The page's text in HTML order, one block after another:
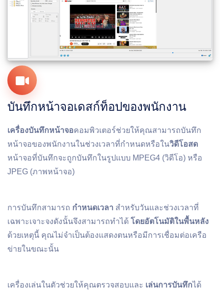
บันทึกหน้าจอเดสก์ท็อปของพนักงาน
เครื่องบันทึกหน้าจอคอมพิวเตอร์ช่วยให้คุณสามารถบันทึก
หน้าจอของพนักงานในช่วงเวลาที่กําหนดหรือในวิดีโอสด
หน้าจอที่บันทึกจะถูกบันทึกในรูปแบบ MPEG4 (วิดีโอ) หรือ
JPEG (ภาพหน้าจอ)
การบันทึกสามารถ กําหนดเวลา สําหรับวันและช่วงเวลาที่
เฉพาะเจาะจงดังนั้นจึงสามารถทําได้ โดยอัตโนมัติในพื้นหลัง
ด้วยเหตุนี้ คุณไม่จําเป็นต้องแสดงตนหรือมีการเชื่อมต่อเครือ
ข่ายในขณะนั้น
เครื่องเล่นในตัวช่วยให้คุณตรวจสอบและ เล่นการบันทึกได้